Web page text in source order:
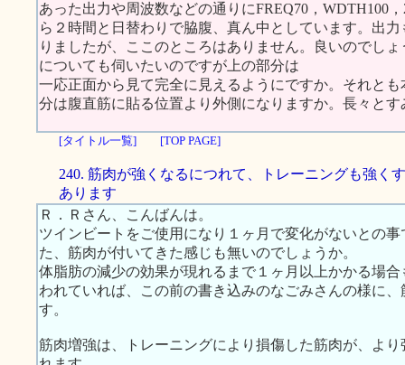
あった出力や周波数などの通りにFREQ70，WDTH100
ら２時間と日替わりで脇腹、真ん中としています。出
りましたが、ここのところはありません。良いのでし
についても伺いたいのですが上の部分は
一応正面から見て完全に見えるようにですか。それと
分は腹直筋に貼る位置より外側になりますか。長々と
[タイトル一覧] [TOP PAGE]
240. 筋肉が強くなるにつれて、トレーニングも強く
あります
Ｒ．Ｒさん、こんばんは。
ツインビートをご使用になり１ヶ月で変化がないとの
た、筋肉が付いてきた感じも無いのでしょうか。
体脂肪の減少の効果が現れるまで１ヶ月以上かかる場
われていれば、この前の書き込みのなごみさんの様に
す。
筋肉増強は、トレーニングにより損傷した筋肉が、よ